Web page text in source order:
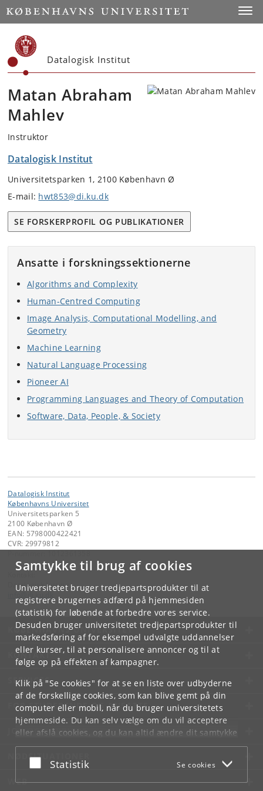
Samtykke til brug af cookies
Universitetet bruger tredjepartsprodukter til at
registrere brugernes adfærd på hjemmesiden
(statistik) for løbende at forbedre vores service.
Desuden bruger universitetet tredjepartsprodukter til
markedsføring af for eksempel udvalgte uddannelser
eller kurser, til at personalisere annoncer og til at
følge op på effekten af kampagner.
Klik på "Se cookies" for at se en liste over udbyderne
af de forskellige cookies, som kan blive gemt på din
computer eller mobil, når du bruger universitetets
hjemmeside. Du kan selv vælge om du vil acceptere
eller afslå cookies, og du kan altid ændre dit samtykke
underCookie- og privatlivspolitiksom du finder i
bunden af hver side.
Acceptér eller afslå
Statistik Se cookies
Start
Datalogisk Institut
Matan Abraham
Mahlev
Instruktor
Datalogisk Institut
Universitetsparken 1, 2100 København Ø
E-mail: hwt853@di.ku.dk
SE FORSKERPROFIL OG PUBLIKATIONER
Ansatte i forskningssektionerne
Algorithms and Complexity
Human-Centred Computing
Image Analysis, Computational Modelling, and
Geometry
Machine Learning
Natural Language Processing
Pioneer AI
Programming Languages and Theory of Computation
Software, Data, People, & Society
Datalogisk Institut
Københavns Universitet
Universitetsparken 5
2100 København Ø
EAN: 5798000422421
CVR: 29979812
Datalogisk Institut
KØBENHAVNS UNIVERSITET
KONTAKT
SERVICES
FOR STUDERENDE OG ANSATTE
JOB OG KARRIERE
NØDSITUATIONER
WEB